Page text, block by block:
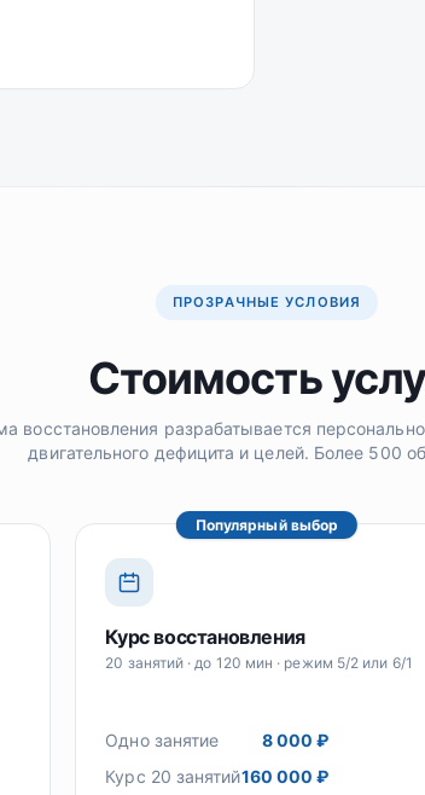
ПРОЗРАЧНЫЕ УСЛОВИЯ
Стоимость
восстановления разрабатывается
двигательного дефицита и целей. Более 500
Популярный выбор
Курс восстановления
20 занятий · до 120 мин · режим 5/2 или 6/1
Одно занятие
8 000 ₽
Курс 20 занятий160 000 ₽